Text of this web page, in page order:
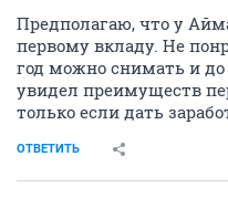
Предполагаю, что у
первому вкладу. Не
год можно снимать и до
увидел преимуществ
только если дать
ОТВЕТИТЬ